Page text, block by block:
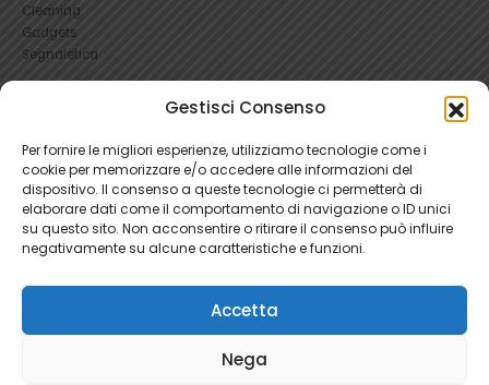
Gestisci Consenso
Per fornire le migliori esperienze, utilizziamo tecnologie come i
cookie per memorizzare e/o accedere alle informazioni del
dispositivo. Il consenso a queste tecnologie ci permetterà di
elaborare dati come il comportamento di navigazione o ID unici
su questo sito. Non acconsentire o ritirare il consenso può influire
negativamente su alcune caratteristiche e funzioni.
Accetta
Nega
Cleaning
Gadgets
Segnaletica
RICHIEDI UN RESO
Condizioni e Resi
FAQ Antinfortunistica
Richiesta Reso
CookieePrivacy